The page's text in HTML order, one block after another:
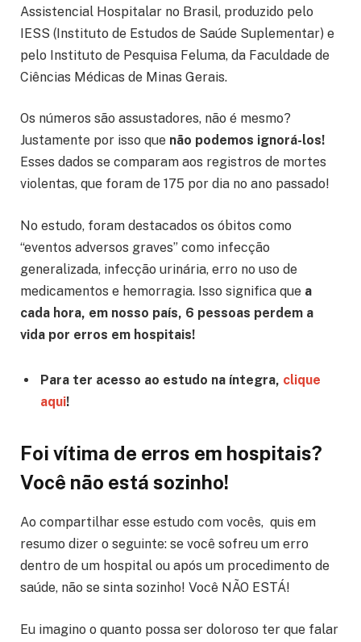
Assistencial Hospitalar no Brasil, produzido pelo
IESS (Instituto de Estudos de Saúde Suplementar) e
pelo Instituto de Pesquisa Feluma, da Faculdade de
Ciências Médicas de Minas Gerais.
Os números são assustadores, não é mesmo?
Justamente por isso que não podemos ignorá-los!
Esses dados se comparam aos registros de mortes
violentas, que foram de 175 por dia no ano passado!
No estudo, foram destacados os óbitos como
“eventos adversos graves” como infecção
generalizada, infecção urinária, erro no uso de
medicamentos e hemorragia. Isso significa que a
cada hora, em nosso país, 6 pessoas perdem a
vida por erros em hospitais!
Para ter acesso ao estudo na íntegra, clique
aqui!
Foi vítima de erros em hospitais?
Você não está sozinho!
Ao compartilhar esse estudo com vocês, quis em
resumo dizer o seguinte: se você sofreu um erro
dentro de um hospital ou após um procedimento de
saúde, não se sinta sozinho! Você NÃO ESTÁ!
Eu imagino o quanto possa ser doloroso ter que falar